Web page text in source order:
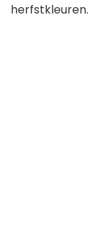
herfstkleuren.